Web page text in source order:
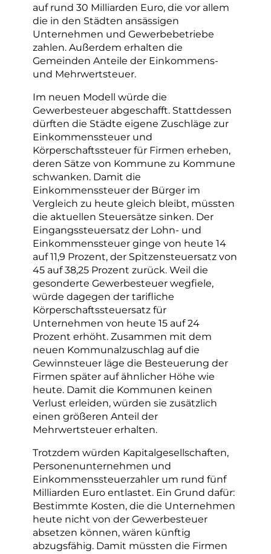
auf rund 30 Milliarden Euro, die vor allem
die in den Städten ansässigen
Unternehmen und Gewerbebetriebe
zahlen. Außerdem erhalten die
Gemeinden Anteile der Einkommens-
und Mehrwertsteuer.
Im neuen Modell würde die
Gewerbesteuer abgeschafft. Stattdessen
dürften die Städte eigene Zuschläge zur
Einkommenssteuer und
Körperschaftssteuer für Firmen erheben,
deren Sätze von Kommune zu Kommune
schwanken. Damit die
Einkommenssteuer der Bürger im
Vergleich zu heute gleich bleibt, müssten
die aktuellen Steuersätze sinken. Der
Eingangssteuersatz der Lohn- und
Einkommenssteuer ginge von heute 14
auf 11,9 Prozent, der Spitzensteuersatz von
45 auf 38,25 Prozent zurück. Weil die
gesonderte Gewerbesteuer wegfiele,
würde dagegen der tarifliche
Körperschaftssteuersatz für
Unternehmen von heute 15 auf 24
Prozent erhöht. Zusammen mit dem
neuen Kommunalzuschlag auf die
Gewinnsteuer läge die Besteuerung der
Firmen später auf ähnlicher Höhe wie
heute. Damit die Kommunen keinen
Verlust erleiden, würden sie zusätzlich
einen größeren Anteil der
Mehrwertsteuer erhalten.
Trotzdem würden Kapitalgesellschaften,
Personenunternehmen und
Einkommenssteuerzahler um rund fünf
Milliarden Euro entlastet. Ein Grund dafür:
Bestimmte Kosten, die die Unternehmen
heute nicht von der Gewerbesteuer
absetzen können, wären künftig
abzugsfähig. Damit müssten die Firmen